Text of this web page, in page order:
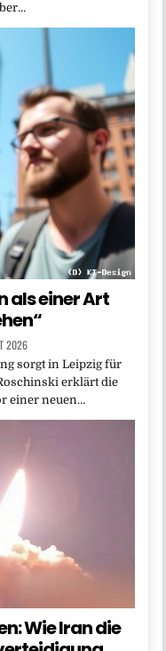
als einer Art
2026
sorgt in Leipzig für
erklärt die
einer neuen…
Wie Iran die